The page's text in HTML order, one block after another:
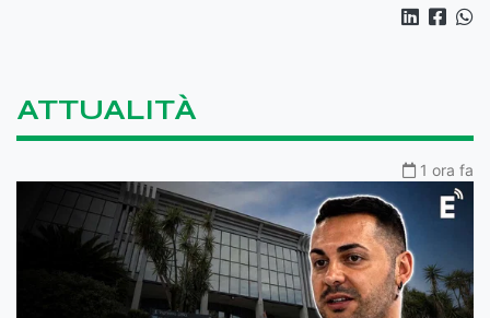
ATTUALITÀ
1 ora fa